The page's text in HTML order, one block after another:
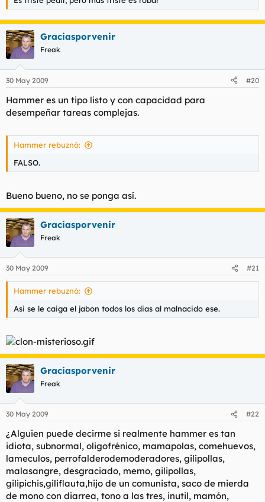
Graciasporvenir
Freak
30 May 2009 #20
Hammer es un tipo listo y con capacidad para
desempeñar tareas complejas.
Hammer rebuznó:
FALSO.
Bueno bueno, no se ponga así.
Graciasporvenir
Freak
30 May 2009 #21
Hammer rebuznó:
Asi se le caiga el jabon todos los dias al malnacido ese.
Graciasporvenir
Freak
30 May 2009 #22
¿Alguien puede decirme si realmente hammer es tan
idiota, subnormal, oligofrénico, mamapolas, comehuevos,
lameculos, perrofalderodemoderadores, gilipollas,
malasangre, desgraciado, memo, gilipollas,
gilipichis,giliflauta,hijo de un comunista, saco de mierda
de mono con diarrea, tono a las tres, inutil, mamón,